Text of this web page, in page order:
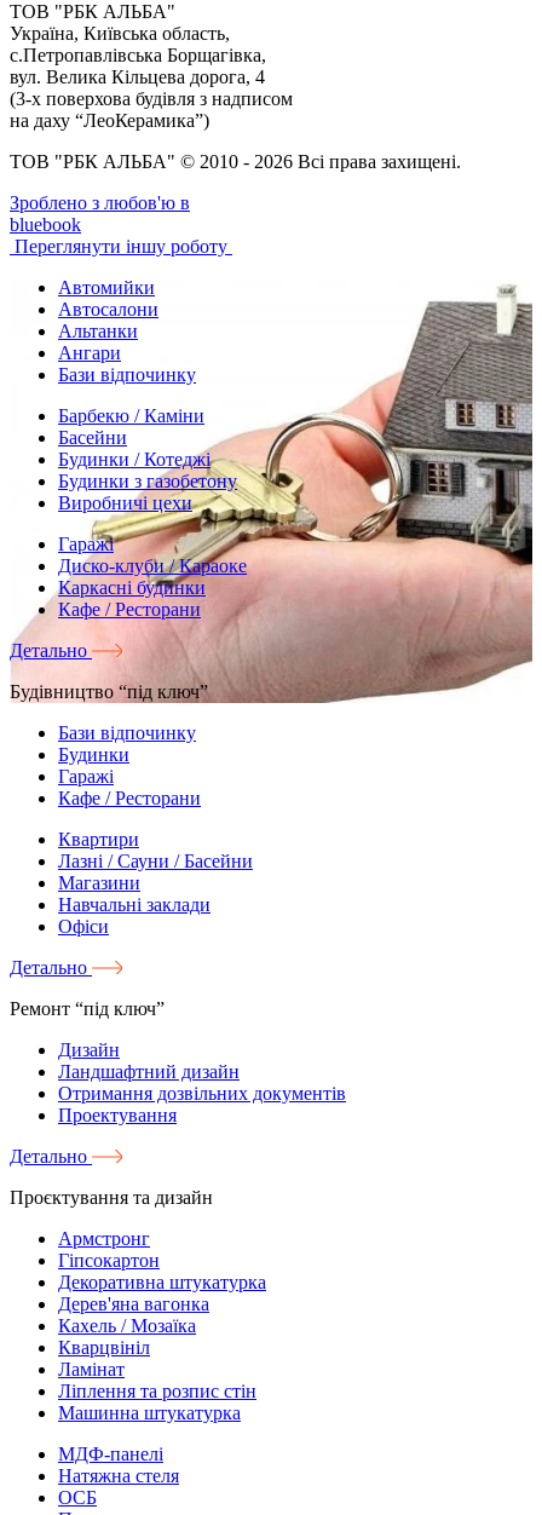
ТОВ "РБК АЛЬБА"
Україна, Київська область,
с.Петропавлівська Борщагівка,
вул. Велика Кільцева дорога, 4
(3-х поверхова будівля з надписом
на даху “ЛеоКерамика”)
ТОВ "РБК АЛЬБА" © 2010 - 2026 Всі права захищені.
Зроблено з любов'ю в
bluebook
Переглянути іншу роботу
Автомийки
Автосалони
Альтанки
Ангари
Бази відпочинку
Барбекю / Каміни
Басейни
Будинки / Котеджі
Будинки з газобетону
Виробничі цехи
Гаражі
Диско-клуби / Караоке
Каркасні будинки
Кафе / Ресторани
Детально
Будівництво “під ключ”
Бази відпочинку
Будинки
Гаражі
Кафе / Ресторани
Квартири
Лазні / Сауни / Басейни
Магазини
Навчальні заклади
Офіси
Детально
Ремонт “під ключ”
Дизайн
Ландшафтний дизайн
Отримання дозвільних документів
Проектування
Детально
Проєктування та дизайн
Армстронг
Гіпсокартон
Декоративна штукатурка
Дерев'яна вагонка
Кахель / Мозаїка
Кварцвініл
Ламінат
Ліплення та розпис стін
Машинна штукатурка
МДФ-панелі
Натяжна стеля
ОСБ